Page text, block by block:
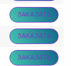
ЗАКАЗАТЬ
ЗАКАЗАТЬ
ЗАКАЗАТЬ